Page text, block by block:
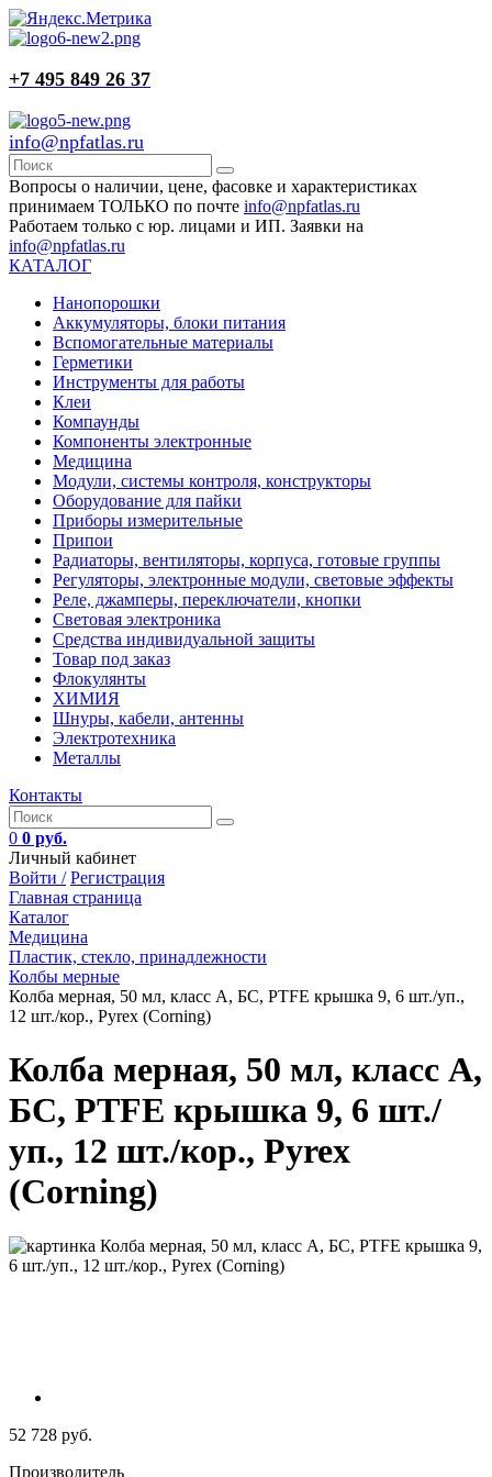
+7 495 849 26 37
info@npfatlas.ru
Вопросы о наличии, цене, фасовке и характеристиках
принимаем ТОЛЬКО по почте info@npfatlas.ru
Работаем только с юр. лицами и ИП. Заявки на
info@npfatlas.ru
КАТАЛОГ
Нанопорошки
Аккумуляторы, блоки питания
Вспомогательные материалы
Герметики
Инструменты для работы
Клеи
Компаунды
Компоненты электронные
Медицина
Модули, системы контроля, конструкторы
Оборудование для пайки
Приборы измерительные
Припои
Радиаторы, вентиляторы, корпуса, готовые группы
Регуляторы, электронные модули, световые эффекты
Реле, джамперы, переключатели, кнопки
Световая электроника
Средства индивидуальной защиты
Товар под заказ
Флокулянты
ХИМИЯ
Шнуры, кабели, антенны
Электротехника
Металлы
Контакты
0 0 руб.
Личный кабинет
Войти / Регистрация
Главная страница
Каталог
Медицина
Пластик, стекло, принадлежности
Колбы мерные
Колба мерная, 50 мл, класс А, БС, PTFE крышка 9, 6 шт./уп.,
12 шт./кор., Pyrex (Corning)
Колба мерная, 50 мл, класс А,
БС, PTFE крышка 9, 6 шт./
уп., 12 шт./кор., Pyrex
(Corning)
52 728 руб.
Производитель